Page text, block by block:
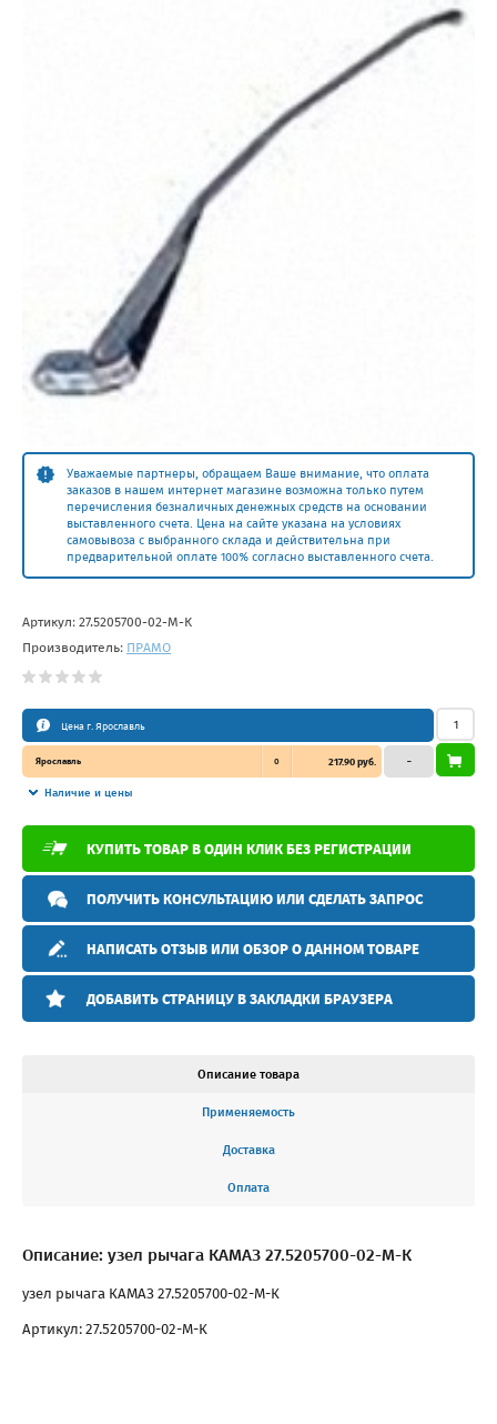
Уважаемые партнеры, обращаем Ваше внимание, что оплата
заказов в нашем интернет магазине возможна только путем
перечисления безналичных денежных средств на основании
выставленного счета. Цена на сайте указана на условиях
самовывоза с выбранного склада и действительна при
предварительной оплате 100% согласно выставленного счета.
Артикул: 27.5205700-02-М-К
Производитель: ПРАМО
Цена г. Ярославль
Ярославль 0 217.90 руб.
Наличие и цены
–
КУПИТЬ ТОВАР В ОДИН КЛИК БЕЗ РЕГИСТРАЦИИ
ПОЛУЧИТЬ КОНСУЛЬТАЦИЮ ИЛИ СДЕЛАТЬ ЗАПРОС
НАПИСАТЬ ОТЗЫВ ИЛИ ОБЗОР О ДАННОМ ТОВАРЕ
ДОБАВИТЬ СТРАНИЦУ В ЗАКЛАДКИ БРАУЗЕРА
Описание товара
Применяемость
Доставка
Оплата
Описание: узел рычага КАМАЗ 27.5205700-02-М-К
узел рычага КАМАЗ 27.5205700-02-М-К
Артикул: 27.5205700-02-М-К